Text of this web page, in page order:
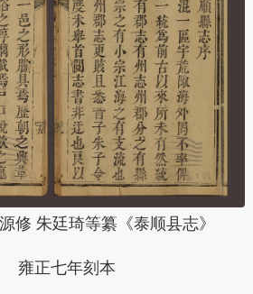
修 朱廷琦等纂《泰顺县志》
雍正七年刻本